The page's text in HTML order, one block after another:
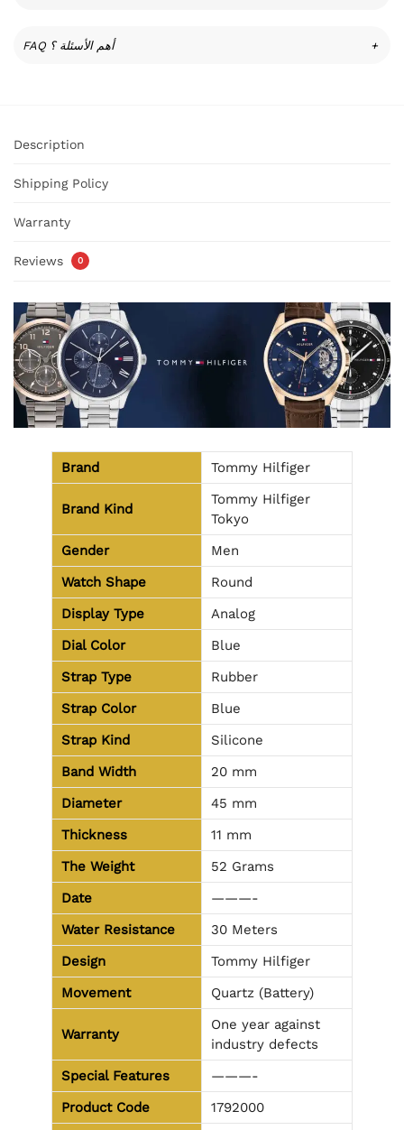
FAQ أهم الأسئلة ؟ +
Description
Shipping Policy
Warranty
Reviews 0
Brand Tommy Hilfiger
Brand Kind
Tommy Hilfiger
Tokyo
Gender
Men
Watch Shape
Round
Display Type
Analog
Dial Color
Blue
Strap Type
Rubber
Strap Color
Blue
Strap Kind
Silicone
Band Width
20 mm
Diameter
45 mm
Thickness
11 mm
The Weight
52 Grams
Date
———-
Water Resistance
30 Meters
Design
Tommy Hilfiger
Movement
Quartz (Battery)
Warranty
One year against
industry defects
Special Features
———-
Product Code
1792000